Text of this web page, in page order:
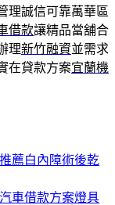
理誠信可靠萬華區
借款讓精品當舖合
理新竹融資並需求
在貸款方案宜蘭機
薦白內障術後乾
車借款方案燈具